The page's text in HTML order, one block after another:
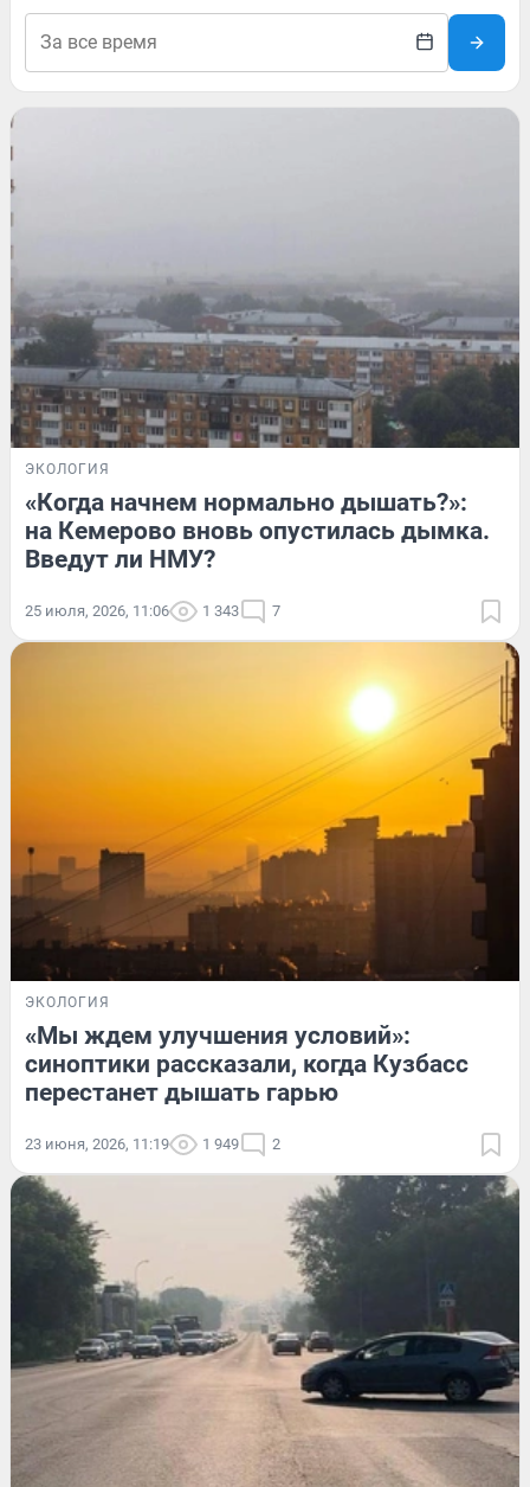
ЭКОЛОГИЯ
«Когда начнем нормально дышать?»:
на Кемерово вновь опустилась дымка.
Введут ли НМУ?
25 июля, 2026, 11:06 1 343 7
ЭКОЛОГИЯ
«Мы ждем улучшения условий»:
синоптики рассказали, когда Кузбасс
перестанет дышать гарью
23 июня, 2026, 11:19 1 949 2